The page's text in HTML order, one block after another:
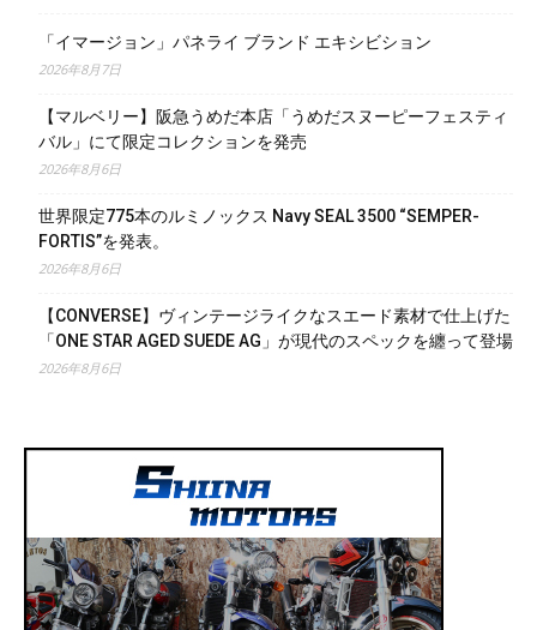
「イマージョン」パネライ ブランド エキシビション
2026年8月7日
【マルベリー】阪急うめだ本店「うめだスヌーピーフェスティ
バル」にて限定コレクションを発売
2026年8月6日
世界限定775本のルミノックス Navy SEAL 3500 “SEMPER-
FORTIS”を発表。
2026年8月6日
【CONVERSE】ヴィンテージライクなスエード素材で仕上げた
「ONE STAR AGED SUEDE AG」が現代のスペックを纏って登場
2026年8月6日